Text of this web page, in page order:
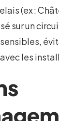
(ex :
sur un
les